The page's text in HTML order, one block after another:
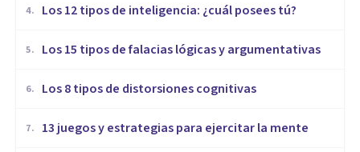
4. Los 12 tipos de inteligencia: ¿cuál posees tú?
5. Los 15 tipos de falacias lógicas y argumentativas
6. Los 8 tipos de distorsiones cognitivas
7. 13 juegos y estrategias para ejercitar la mente